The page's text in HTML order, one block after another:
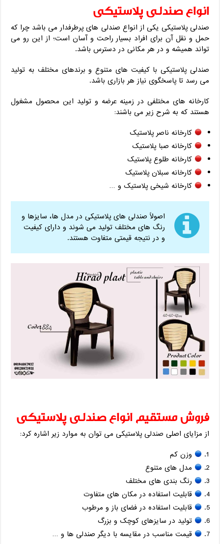
انواع صندلی پلاستیکی
صندلی پلاستیکی یکی از انواع صندلی های پرطرفدار می باشد چرا که
حمل و نقل آن برای افراد بسیار راحت و آسان است؛ از این رو می
تواند همیشه و در هر مکانی در دسترس باشد.
صندلی پلاستیکی با کیفیت های متنوع و برندهای مختلف به تولید
می رسد تا پاسخگوی نیاز هر بازاری باشد.
کارخانه های مختلفی در زمینه عرضه و تولید این محصول مشغول
هستند که به شرح زیر می باشند:
کارخانه ناصر پلاستیک
کارخانه صبا پلاستیک
کارخانه طلوع پلاستیک
کارخانه سبلان پلاستیک
کارخانه شیخی پلاستیک و …
اصولاً صندلی های پلاستیکی در مدل ها، سایزها و
رنگ های مختلف تولید می شوند و دارای کیفیت
و در نتیجه قیمتی متفاوت هستند.
فروش مستقیم انواع صندلی پلاستیکی
از مزایای اصلی صندلی پلاستیکی می توان به موارد زیر اشاره کرد:
وزن کم
مدل های متنوع
رنگ بندی های مختلف
قابلیت استفاده در مکان های متفاوت
قابلیت استفاده در فضای باز و مرطوب
تولید در سایزهای کوچک و بزرگ
قیمت مناسب در مقایسه با دیگر صندلی ها و …